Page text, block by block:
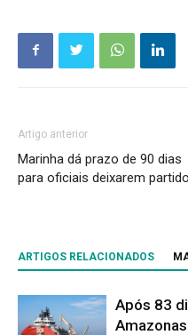
Artigo anterior
Marinha dá prazo de 90 dias
para oficiais deixarem
ARTIGOS RELACIONADOS
Após 83